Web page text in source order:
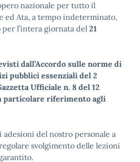
nazionale per tutto il
ed Ata, a tempo indeterminato,
l’intera giornata del 21
dall’Accordo sulle norme di
pubblici essenziali del 2
Ufficiale n. 8 del 12
particolare riferimento agli
adesioni del nostro personale a
svolgimento delle lezioni